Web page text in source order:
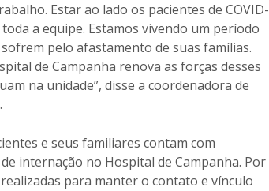
Estar ao lado os pacientes de COVID-
a equipe. Estamos vivendo um período
pelo afastamento de suas famílias.
de Campanha renova as forças desses
na unidade”, disse a coordenadora de
e seus familiares contam com
internação no Hospital de Campanha. Por
para manter o contato e vínculo